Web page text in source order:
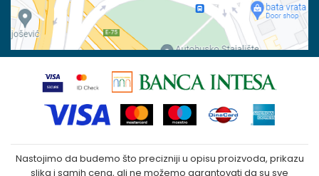
Kako kupiti
Nastojimo da budemo što precizniji u opisu proizvoda, prikazu
slika i samih cena, ali ne možemo garantovati da su sve